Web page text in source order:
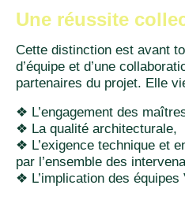
Une réussite
Cette distinction est avant
d’équipe et d’une
partenaires du projet. Elle
❖ L’engagement des
❖ La qualité architecturale,
❖ L’exigence technique et
par l’ensemble des
❖ L’implication des équipes